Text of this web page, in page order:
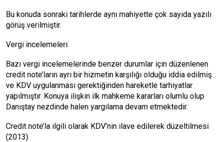
Bu konuda sonraki tarihlerde aynı mahiyette çok sayıda yazılı
görüş verilmiştir.
Vergi incelemeleri
Bazı vergi incelemelerinde benzer durumlar için düzenlenen
credit note’ların ayrı bir hizmetin karşılığı olduğu iddia edilmiş
ve KDV uygulanması gerektiğinden hareketle tarhiyatlar
yapılmıştır. Konuya ilişkin ilk mahkeme kararları olumlu olup
Danıştay nezdinde halen yargılama devam etmektedir.
Credit note’la ilgili olarak KDV’nin ilave edilerek düzeltilmesi
(2013)